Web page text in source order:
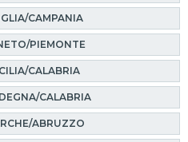
CAMPANIA
PIEMONTE
CALABRIA
CALABRIA
ABRUZZO